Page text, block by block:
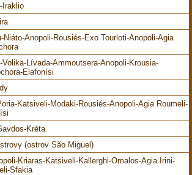
Iraklio
Niáto-Anopoli-Rousiés-Exo Tourloti-Anopoli-Agia
Volika-Lívada-Ammoutsera-Anopoli-Krousia-
Elafonísi
Katsiveli-Modaki-Rousiés-Anopoli-Agia Roumeli-
Kréta
(ostrov São Miguel)
Kriaras-Katsiveli-Kallerghi-Omalos-Agia Irini-
Sfakia